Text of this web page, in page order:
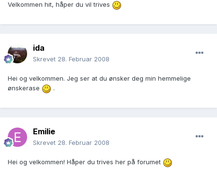
Velkommen hit, håper du vil trives
ida
Skrevet 28. Februar 2008
Hei og velkommen. Jeg ser at du ønsker deg min hemmelige
ønskerase
.
Emilie
Skrevet 28. Februar 2008
Hei og velkommen! Håper du trives her på forumet